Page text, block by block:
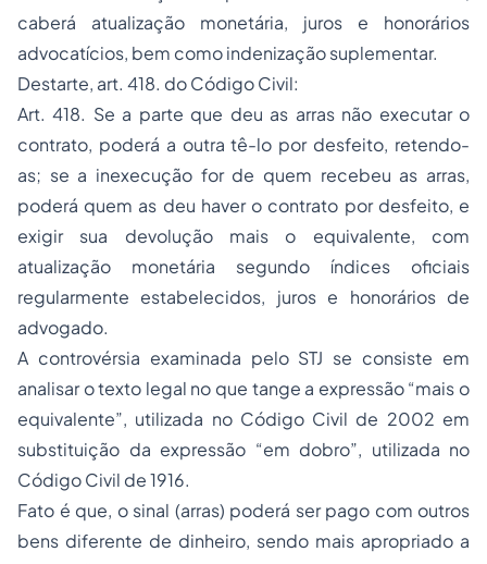
caberá atualização monetária, juros e honorários
advocatícios, bem como indenização suplementar.
Destarte, art. 418. do Código Civil:
Art. 418. Se a parte que deu as arras não executar o
contrato, poderá a outra tê-lo por desfeito, retendo-
as; se a inexecução for de quem recebeu as arras,
poderá quem as deu haver o contrato por desfeito, e
exigir sua devolução mais o equivalente, com
atualização monetária segundo índices oficiais
regularmente estabelecidos, juros e honorários de
advogado.
A controvérsia examinada pelo STJ se consiste em
analisar o texto legal no que tange a expressão “mais o
equivalente”, utilizada no Código Civil de 2002 em
substituição da expressão “em dobro”, utilizada no
Código Civil de 1916.
Fato é que, o sinal (arras) poderá ser pago com outros
bens diferente de dinheiro, sendo mais apropriado a